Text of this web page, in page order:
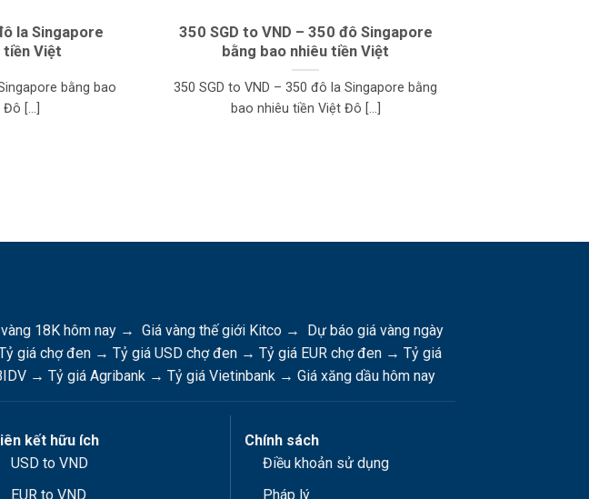
la Singapore
tiền Việt
bằng bao
[...]
350 SGD to VND – 350 đô Singapore
bằng bao nhiêu tiền Việt
350 SGD to VND – 350 đô la Singapore bằng
bao nhiêu tiền Việt Đô [...]
18K hôm nay → Giá vàng thế giới Kitco →
Dự báo giá vàng ngày
giá chợ đen → Tỷ giá USD chợ đen → Tỷ giá EUR chợ đen → Tỷ giá
→ Tỷ giá Agribank → Tỷ giá Vietinbank → Giá xăng dầu hôm nay
kết hữu ích
USD to VND
EUR to VND
Chính sách
Điều khoản sử dụng
Pháp lý